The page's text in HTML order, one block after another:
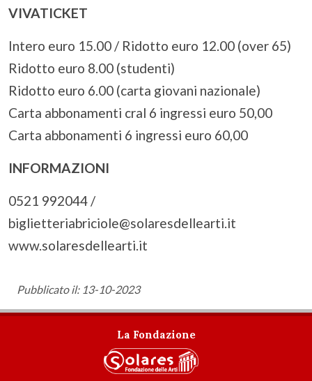
VIVATICKET
Intero euro 15.00 / Ridotto euro 12.00 (over 65)
Ridotto euro 8.00 (studenti)
Ridotto euro 6.00 (carta giovani nazionale)
Carta abbonamenti cral 6 ingressi euro 50,00
Carta abbonamenti 6 ingressi euro 60,00
INFORMAZIONI
0521 992044 /
biglietteriabriciole@solaresdellearti.it
www.solaresdellearti.it
Pubblicato il: 13-10-2023
La Fondazione